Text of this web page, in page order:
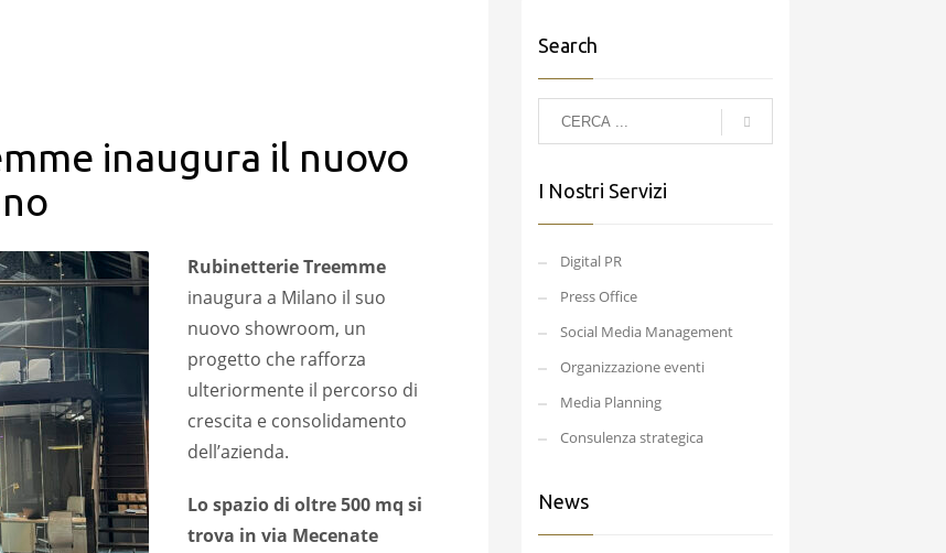
inaugura il nuovo
Rubinetterie Treemme
inaugura a Milano il suo
nuovo showroom, un
progetto che rafforza
ulteriormente il percorso di
crescita e consolidamento
dell’azienda.
Lo spazio di oltre 500 mq si
trova in via Mecenate
Search
I Nostri Servizi
Digital PR
Press Office
Social Media Management
Organizzazione eventi
Media Planning
Consulenza strategica
News